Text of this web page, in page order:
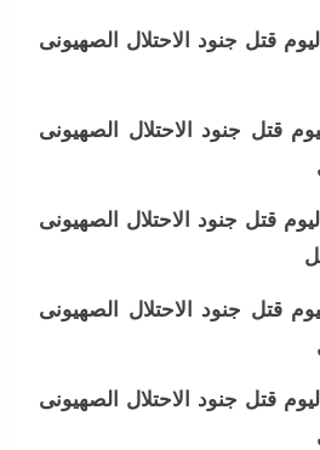
قتل جنود الاحتلال الصهيونى
قتل جنود الاحتلال الصهيونى
قتل جنود الاحتلال الصهيونى
قتل جنود الاحتلال الصهيونى
قتل جنود الاحتلال الصهيونى